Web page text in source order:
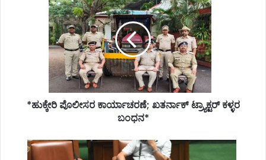
ಕಾರ್ಯಾಚರಣೆ;
*ಹುಕ್ಕೇರಿ ಪೊಲೀಸರ ಕಾರ್ಯಾಚರಣೆ; ಖತರ್ನಾಕ್ ಟ್ರ್ಯಾಕ್ಟರ್ ಕಳ್ಳರ
ಬಂಧನ*
*ಕಾಂಗ್ರೆಸ್